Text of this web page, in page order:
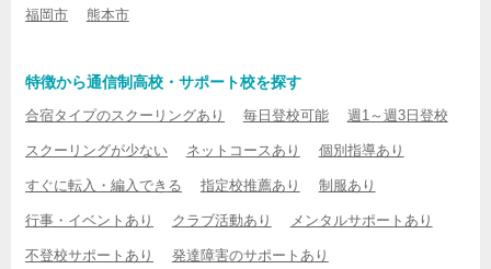
福岡市 熊本市
特徴から通信制高校・サポート校を探す
合宿タイプのスクーリングあり 毎日登校可能 週1～週3日登校
スクーリングが少ない ネットコースあり 個別指導あり
すぐに転入・編入できる 指定校推薦あり 制服あり
行事・イベントあり クラブ活動あり メンタルサポートあり
不登校サポートあり 発達障害のサポートあり